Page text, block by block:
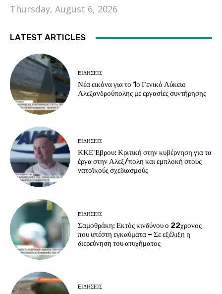
Thursday, August 6, 2026
LATEST ARTICLES
EΙΔΗΣΕΙΣ
Νέα εικόνα για το 1ο Γενικό Λύκειο
Αλεξανδρούπολης με εργασίες συντήρησης
EΙΔΗΣΕΙΣ
ΚΚΕ Έβρου: Κριτική στην κυβέρνηση για τα
έργα στην Αλεξ/πολη και εμπλοκή στους
νατοϊκούς σχεδιασμούς
EΙΔΗΣΕΙΣ
Σαμοθράκη: Εκτός κινδύνου ο 22χρονος
που υπέστη εγκαύματα – Σε εξέλιξη η
διερεύνηση του ατυχήματος
EΙΔΗΣΕΙΣ